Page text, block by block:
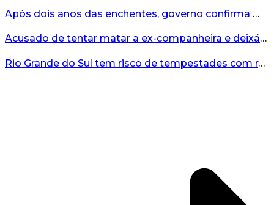
Após dois anos das enchentes, governo confirma mais de R$19 milhões para nova ponte no Vale do Taquari...
Acusado de tentar matar a ex-companheira e deixá-la paraplégica é condenado na Serra Gaúcha...
Rio Grande do Sul tem risco de tempestades com rajadas de ventos nos próximos dias...